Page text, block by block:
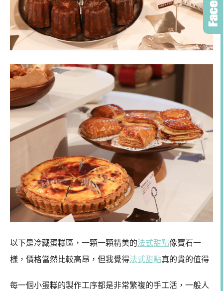
以下是冷藏蛋糕區，一顆一顆精美的法式甜點像寶石一
樣，價格當然比較高昂，但我覺得法式甜點真的貴的值得
每一個小蛋糕的製作工序都是非常繁複的手工活，一般人